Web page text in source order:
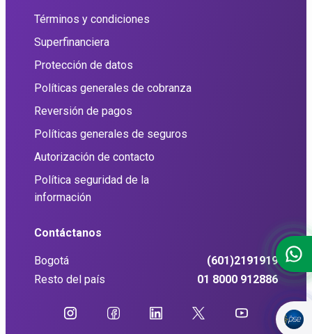
Términos y condiciones
Superfinanciera
Protección de datos
Políticas generales de cobranza
Reversión de pagos
Políticas generales de seguros
Autorización de contacto
Política seguridad de la
información
Contáctanos
Bogotá
(601)2191919
Resto del país
01 8000 912886